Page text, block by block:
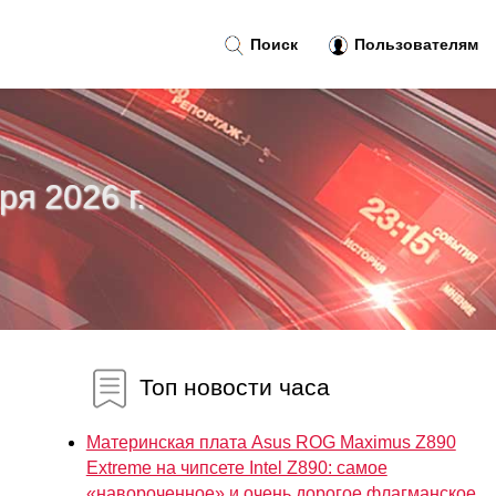
2026 г.
Топ новости часа
Материнская плата Asus ROG Maximus Z890
Extreme на чипсете Intel Z890: самое
Поиск Пользователям